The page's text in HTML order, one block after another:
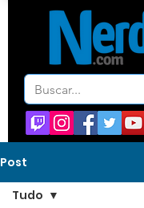
Post
Tudo